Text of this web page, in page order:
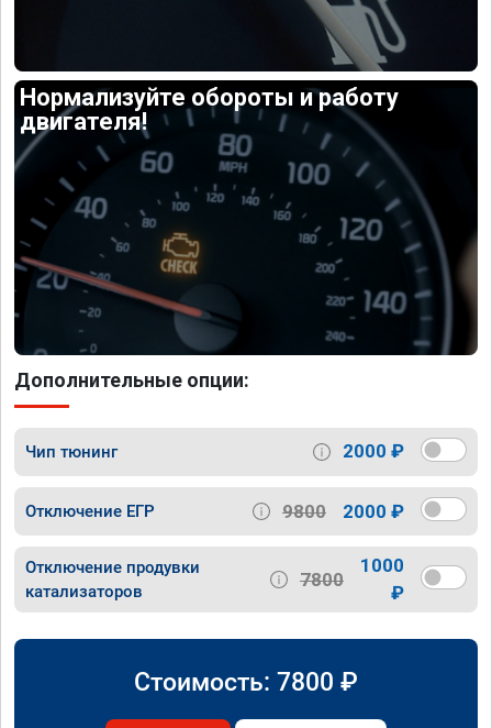
Нормализуйте обороты и работу
двигателя!
Дополнительные опции:
Чип тюнинг 2000 ₽
Отключение ЕГР 9800 2000 ₽
Отключение продувки
катализаторов
7800
1000
₽
Стоимость: 7800 ₽